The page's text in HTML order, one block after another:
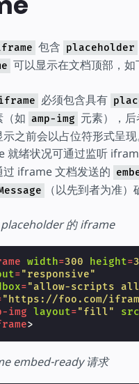
包含 placeholder
可以显示在文档顶部，如
必须包含具有
（如 amp-img 元素），
之前会以占位符形式呈现
就绪状况可通过监听
过 iframe 文档发送的
（以先到者为准）
的 iframe
width=300 height=
="responsive"
="allow-scripts
"https://foo.com/
img layout="fill" src
>
embed-ready 请求